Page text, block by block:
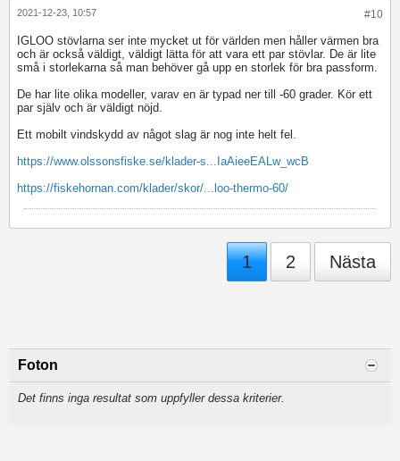
#10
2021-12-23, 10:57
IGLOO stövlarna ser inte mycket ut för världen men håller värmen bra
och är också väldigt, väldigt lätta för att vara ett par stövlar. De är lite
små i storlekarna så man behöver gå upp en storlek för bra passform.
De har lite olika modeller, varav en är typad ner till -60 grader. Kör ett
par själv och är väldigt nöjd.
Ett mobilt vindskydd av något slag är nog inte helt fel.
https://www.olssonsfiske.se/klader-s...IaAieeEALw_wcB
https://fiskehornan.com/klader/skor/...loo-thermo-60/
1 2 Nästa
Foton
Det finns inga resultat som uppfyller dessa kriterier.